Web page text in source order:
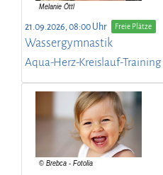
21.09.2026, 08:00 Uhr Freie Plätze
Wassergymnastik
Aqua-Herz-Kreislauf-Training